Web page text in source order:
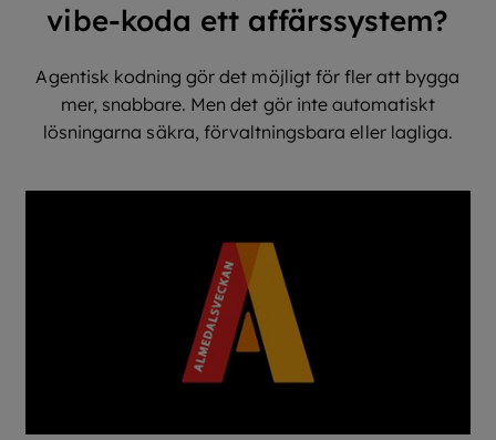
vibe-koda ett affärssystem?
Agentisk kodning gör det möjligt för fler att bygga
mer, snabbare. Men det gör inte automatiskt
lösningarna säkra, förvaltningsbara eller lagliga.